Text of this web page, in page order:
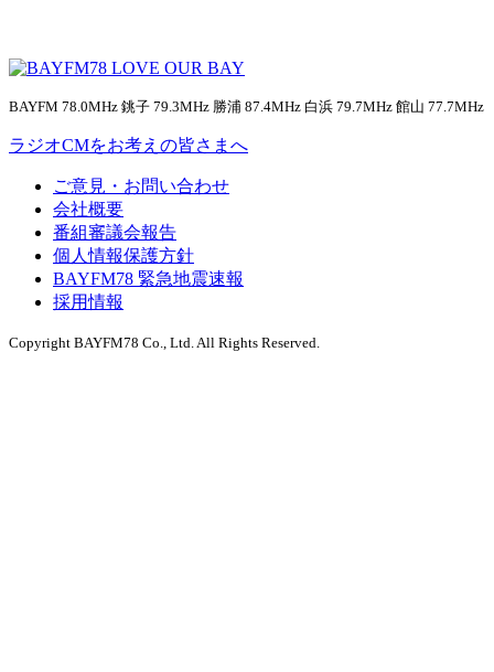
BAYFM 78.0MHz 銚子 79.3MHz 勝浦 87.4MHz 白浜 79.7MHz 館山 77.7MHz
ラジオCMをお考えの皆さまへ
ご意見・お問い合わせ
会社概要
番組審議会報告
個人情報保護方針
BAYFM78 緊急地震速報
採用情報
Copyright BAYFM78 Co., Ltd. All Rights Reserved.